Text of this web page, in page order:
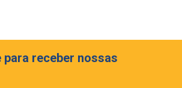
receber nossas